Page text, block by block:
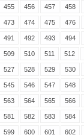
455 456 457 458
473 474 475 476
491 492 493 494
509 510 511 512
527 528 529 530
545 546 547 548
563 564 565 566
581 582 583 584
599 600 601 602